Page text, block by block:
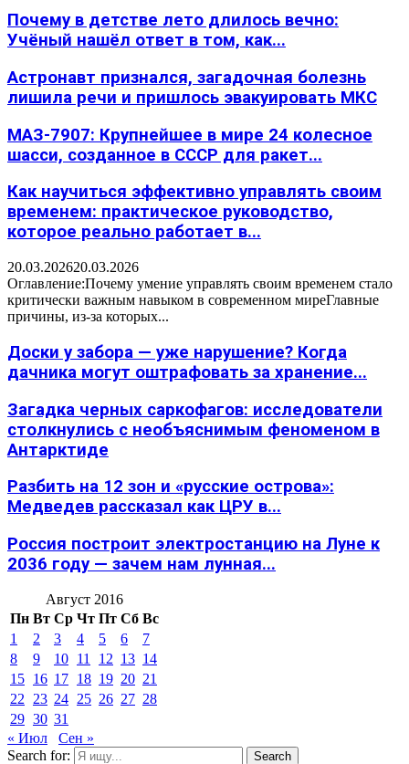
Почему в детстве лето длилось вечно:
Учёный нашёл ответ в том, как...
Астронавт признался, загадочная болезнь
лишила речи и пришлось эвакуировать МКС
МАЗ-7907: Крупнейшее в мире 24 колесное
шасси, созданное в СССР для ракет...
Как научиться эффективно управлять своим
временем: практическое руководство,
которое реально работает в...
20.03.202620.03.2026
Оглавление:Почему умение управлять своим временем стало
критически важным навыком в современном миреГлавные
причины, из-за которых...
Доски у забора — уже нарушение? Когда
дачника могут оштрафовать за хранение...
Загадка черных саркофагов: исследователи
столкнулись с необъяснимым феноменом в
Антарктиде
Разбить на 12 зон и «русские острова»:
Медведев рассказал как ЦРУ в...
Россия построит электростанцию на Луне к
2036 году — зачем нам лунная...
Август 2016
Пн Вт Ср Чт Пт Сб Вс
1
2 3 4 5 6
7
8
9 10 11 12 13 14
15 16 17 18 19 20 21
22
23 24 25 26 27 28
29 30 31
« Июл
Сен »
Search for:
Search